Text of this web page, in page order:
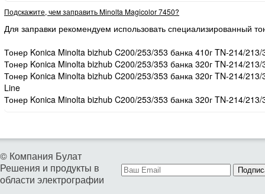
Подскажите, чем заправить Minolta Magicolor 7450?
Для заправки рекомендуем использовать специализированный
Тонер Konica Minolta bizhub C200/253/353 банка 410г TN-214/
Тонер Konica Minolta bizhub C200/253/353 банка 320г TN-214/
Тонер Konica Minolta bizhub C200/253/353 банка 320г TN-214/
Line
Тонер Konica Minolta bizhub C200/253/353 банка 320г TN-214/
© Компания Булат
Решения и продукты в
области электрографии